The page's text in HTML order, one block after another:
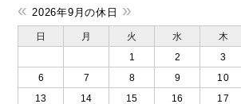
« 2026年9月の休日 »
日 月 火 水 木
1
2 3
6
7 8 9 10
13
14 15 16 17